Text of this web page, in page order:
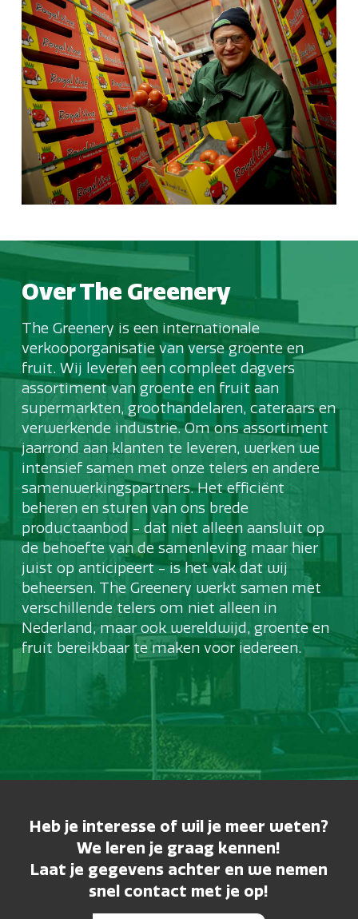
Over The Greenery
The Greenery is een internationale
verkooporganisatie van verse groente en
fruit. Wij leveren een compleet dagvers
assortiment van groente en fruit aan
supermarkten, groothandelaren, cateraars en
verwerkende industrie. Om ons assortiment
jaarrond aan klanten te leveren, werken we
intensief samen met onze telers en andere
samenwerkingspartners. Het efficiënt
beheren en sturen van ons brede
productaanbod - dat niet alleen aansluit op
de behoefte van de samenleving maar hier
juist op anticipeert - is het vak dat wij
beheersen. The Greenery werkt samen met
verschillende telers om niet alleen in
Nederland, maar ook wereldwijd, groente en
fruit bereikbaar te maken voor iedereen.
Heb je interesse of wil je meer weten?
We leren je graag kennen!
Laat je gegevens achter en we nemen
snel contact met je op!